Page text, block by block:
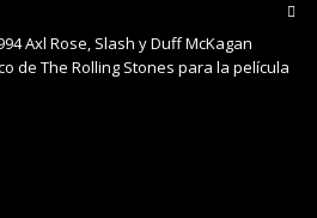
Axl Rose, Slash y Duff McKagan
de The Rolling Stones para la película